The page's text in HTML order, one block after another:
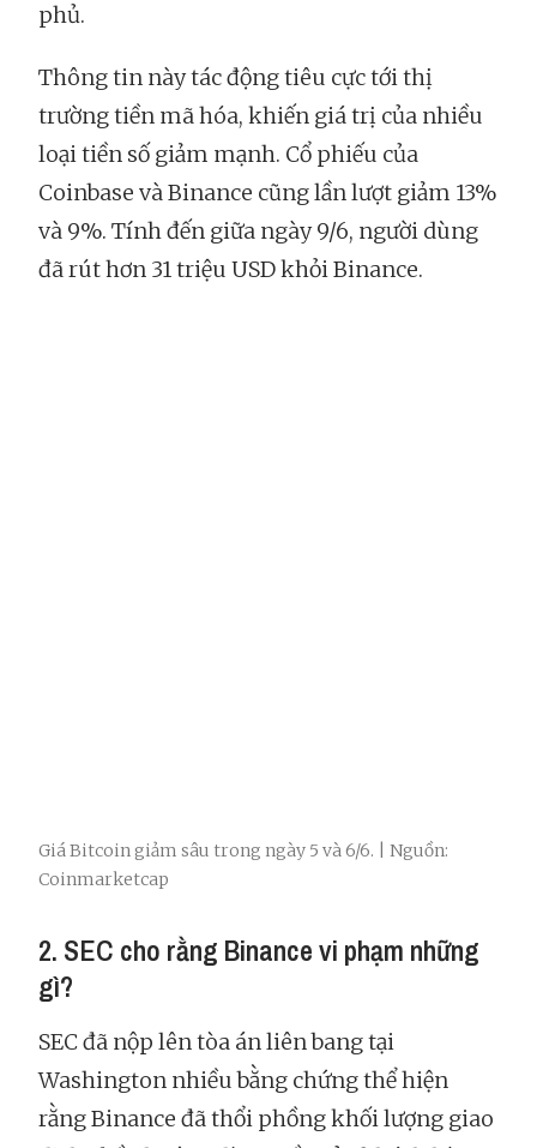
phủ.
Thông tin này tác động tiêu cực tới thị
trường tiền mã hóa, khiến giá trị của nhiều
loại tiền số giảm mạnh. Cổ phiếu của
Coinbase và Binance cũng lần lượt giảm 13%
và 9%. Tính đến giữa ngày 9/6, người dùng
đã rút hơn 31 triệu USD khỏi Binance.
Giá Bitcoin giảm sâu trong ngày 5 và 6/6. | Nguồn:
Coinmarketcap
2. SEC cho rằng Binance vi phạm những
gì?
SEC đã nộp lên tòa án liên bang tại
Washington nhiều bằng chứng thể hiện
rằng Binance đã thổi phồng khối lượng giao